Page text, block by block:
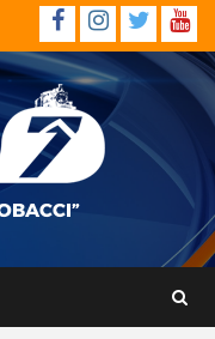
Facebook
Instagram
Twitter